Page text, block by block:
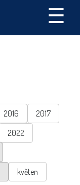
☰
2016
2017
2022
květen